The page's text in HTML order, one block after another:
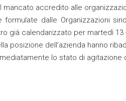
accredito alle
dalle Organizzazioni
già calendarizzato per martedì 13
posizione dell’azienda hanno
lo stato di agitazione